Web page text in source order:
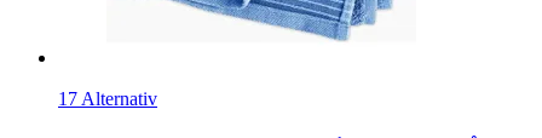
17 Alternativ